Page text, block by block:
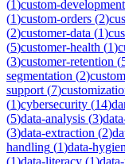
(1)custom-development
(1)custom-orders (2)
(2)customer-data (1)
(5)customer-health (1)
(3)customer-retention (
segmentation (2)
support (7)
(1)cybersecurity (14)
(5)data-analysis (3)
(3)data-extraction (2)
handling (1)data-
(1)data-literacy (1)